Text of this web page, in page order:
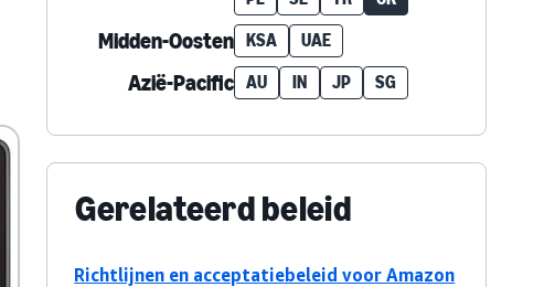
Midden-Oosten KSA UAE
Azië-Pacific AU IN JP SG
Gerelateerd beleid
Richtlijnen en acceptatiebeleid voor Amazon